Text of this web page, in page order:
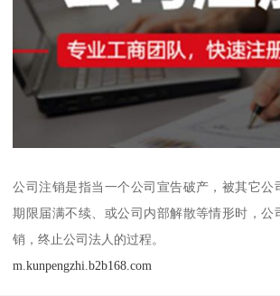
公司注销是指当一个公司宣告破产，被其它公
期限届满不续、或公司内部解散等情形时，公
销，终止公司法人的过程。
m.kunpengzhi.b2b168.com